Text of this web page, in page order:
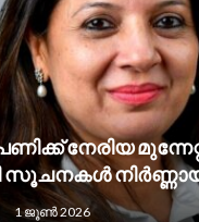
നേരിയ
സൂചനകൾ
1 ജൂൺ 2026